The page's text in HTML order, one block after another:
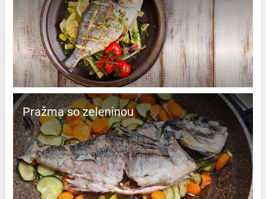
Pražma so zeleninou